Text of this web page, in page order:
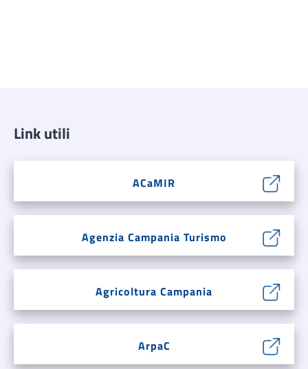
Link utili
ACaMIR
Agenzia Campania Turismo
Agricoltura Campania
ArpaC